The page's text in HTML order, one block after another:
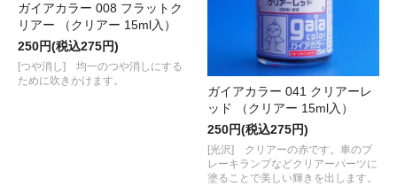
ガイアカラー 008 フラットク
リアー （クリアー 15ml入）
250円(税込275円)
[つや消し] 均一のつや消しにする
ために吹きかけます。
ガイアカラー 041 クリアーレ
ッド （クリアー 15ml入）
250円(税込275円)
[光沢] クリアーの赤です。車のブ
レーキランプなどクリアーパーツに
塗ることで美しい輝きを出します。